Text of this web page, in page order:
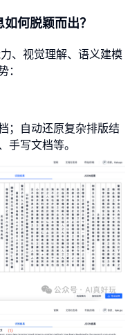
何脱颖而出？
、视觉理解、语义建模
；自动还原复杂排版结
写文档等。